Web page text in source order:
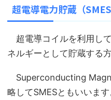
超電導電力貯蔵（SMES
超電導コイルを利用し
ネルギーとして貯蔵する
Superconducting
略してSMESともいいます